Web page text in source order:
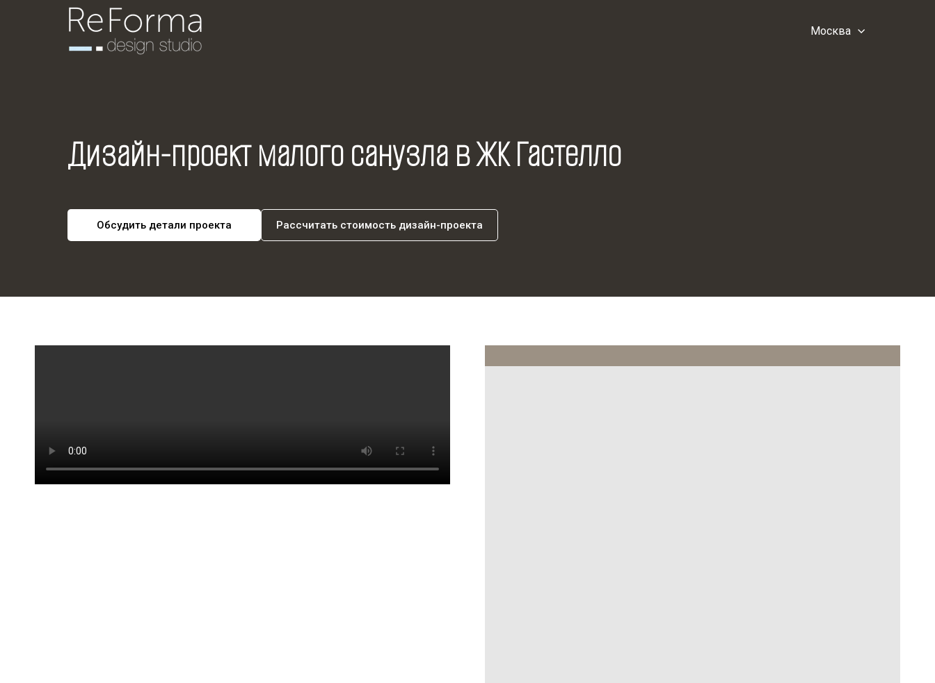
Москва
Дизайн-проект малого санузла в ЖК Гастелло
Обсудить детали проекта Рассчитать стоимость дизайн-проекта